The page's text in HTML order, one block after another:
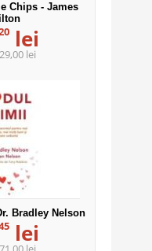
Chips - James
lei
29,00 lei
Bradley Nelson
lei